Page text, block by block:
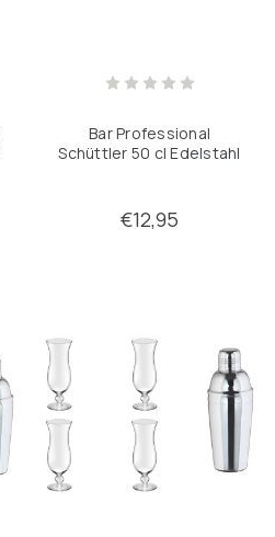
Bar Professional
Schüttler 50 cl Edelstahl
€12,95